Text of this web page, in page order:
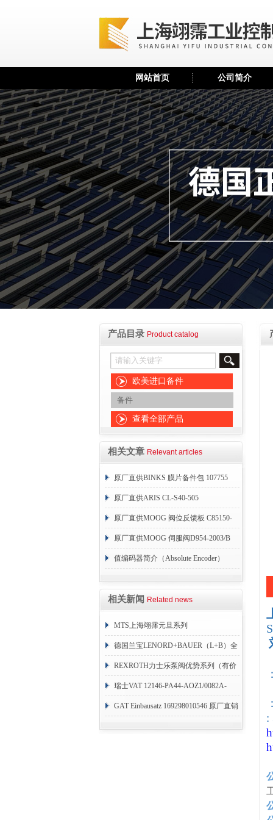
网站首页 公司简介
产品目录 Product catalog
欧美进口备件
备件
查看全部产品
相关文章 Relevant articles
原厂直供BINKS 膜片备件包 107755
原厂直供ARIS CL-S40-505
原厂直供MOOG 阀位反馈板 C85150-
004
原厂直供MOOG 伺服阀D954-2003/B
值编码器简介（Absolute Encoder）
相关新闻 Related news
MTS上海翊霈元旦系列
RHM3050MR081A01
德国兰宝LENORD+BAUER（L+B）全
系列编码器
REXROTH力士乐泵阀优势系列（有价
目表）
瑞士VAT 12146-PA44-AOZ1/0082A-
1173938
GAT Einbausatz 169298010546 原厂直销
: